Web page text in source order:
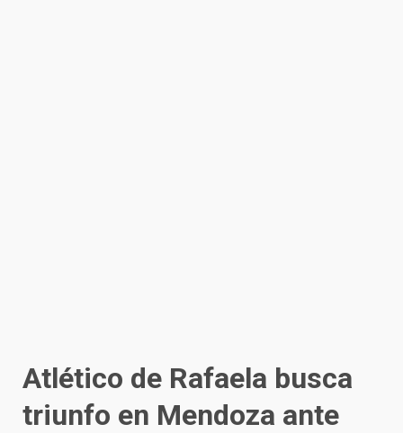
Atlético de Rafaela busca
triunfo en Mendoza ante